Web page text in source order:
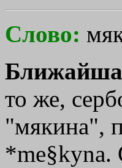
Слово:
то же,
"мякина",